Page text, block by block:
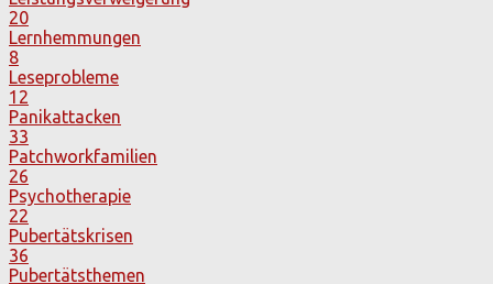
20
Lernhemmungen
8
Leseprobleme
12
Panikattacken
33
Patchworkfamilien
26
Psychotherapie
22
Pubertätskrisen
36
Pubertätsthemen